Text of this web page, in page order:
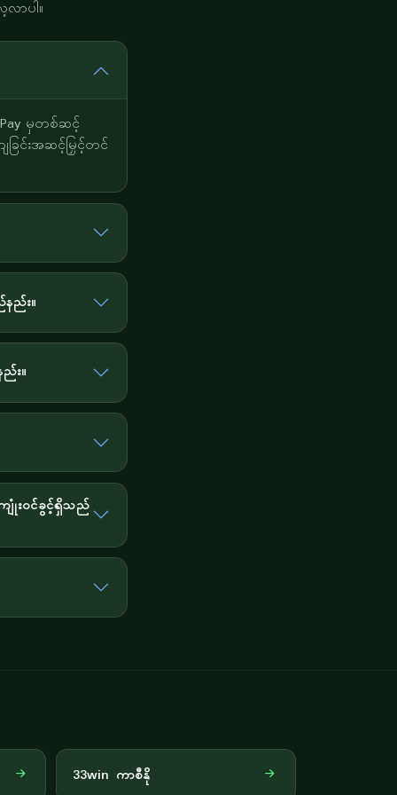
ာပါ။
Pay မှတစ်ဆင့်
ြင်းအဆင့်မြှင့်တင်
ည်း။
း။
ျုံးဝင်ခွင့်ရှိသည်
33win ကာစီနို